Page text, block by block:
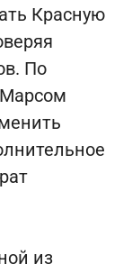
Красную
По
из